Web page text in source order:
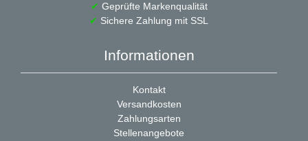
✔ Geprüfte Markenqualität
✔ Sichere Zahlung mit SSL
Informationen
Kontakt
Versandkosten
Zahlungsarten
Stellenangebote